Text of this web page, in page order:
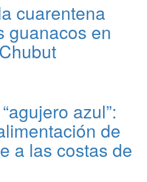
cuarentena
guanacos en
azul”:
de
a las costas de